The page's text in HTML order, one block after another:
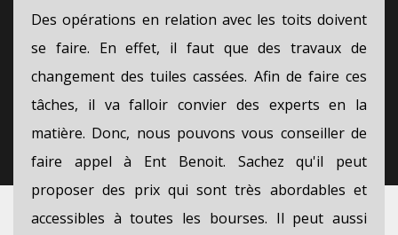
Des opérations en relation avec les toits doivent
se faire. En effet, il faut que des travaux de
changement des tuiles cassées. Afin de faire ces
tâches, il va falloir convier des experts en la
matière. Donc, nous pouvons vous conseiller de
faire appel à Ent Benoit. Sachez qu'il peut
proposer des prix qui sont très abordables et
accessibles à toutes les bourses. Il peut aussi